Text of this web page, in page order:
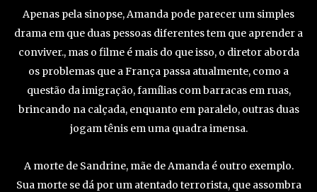
Apenas pela sinopse, Amanda pode parecer um simples
drama em que duas pessoas diferentes tem que aprender a
conviver., mas o filme é mais do que isso, o diretor aborda
os problemas que a França passa atualmente, como a
questão da imigração, famílias com barracas em ruas,
brincando na calçada, enquanto em paralelo, outras duas
jogam tênis em uma quadra imensa.
A morte de Sandrine, mãe de Amanda é outro exemplo.
Sua morte se dá por um atentado terrorista, que assombra